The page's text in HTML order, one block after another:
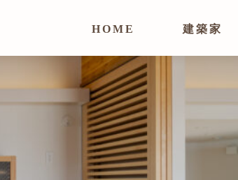
HOME 建築家